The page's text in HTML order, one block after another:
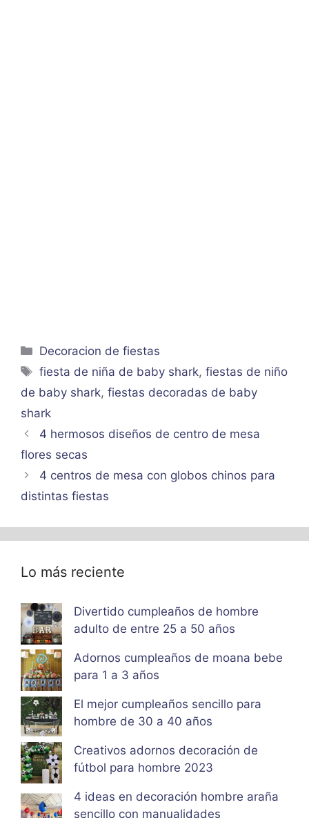
Categorías
Decoracion de fiestas
Etiquetas
fiesta de niña de baby shark,fiestas de niño
de baby shark, fiestas decoradas de baby
shark
4 hermosos diseños de centro de mesa
flores secas
4 centros de mesa con globos chinos para
distintas fiestas
Lo más reciente
Divertido cumpleaños de hombre
adulto de entre 25 a 50 años
Adornos cumpleaños de moana bebe
para 1 a 3 años
El mejor cumpleaños sencillo para
hombre de 30 a 40 años
Creativos adornos decoración de
fútbol para hombre 2023
4 ideas en decoración hombre araña
sencillo con manualidades